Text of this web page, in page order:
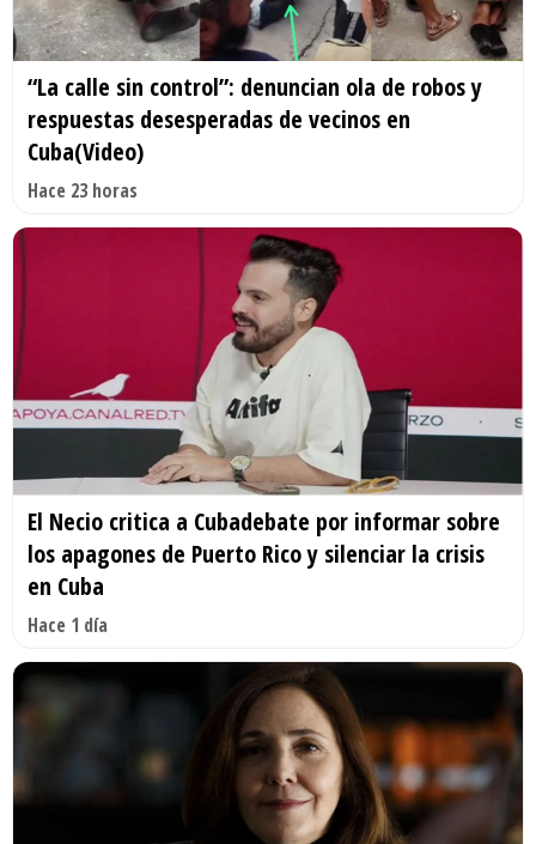
“La calle sin control”: denuncian ola de robos y
respuestas desesperadas de vecinos en
Cuba(Video)
Hace 23 horas
El Necio critica a Cubadebate por informar sobre
los apagones de Puerto Rico y silenciar la crisis
en Cuba
Hace 1 día